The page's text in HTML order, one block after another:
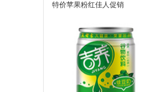
特价苹果粉红佳人促销